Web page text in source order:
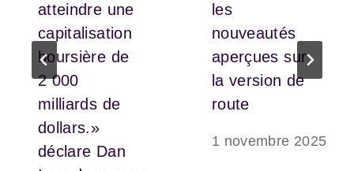
atteindre une
capitalisation
boursière de
2 000
milliards de
dollars.»
déclare Dan
les
nouveautés
aperçues sur
la version de
route
1 novembre 2025